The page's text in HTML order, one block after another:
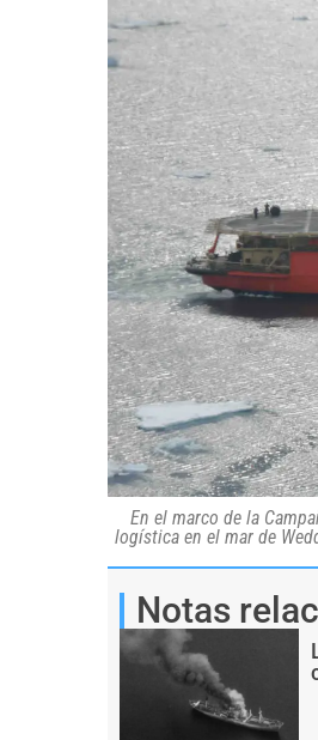
En el marco de la
logística en el mar de
Notas